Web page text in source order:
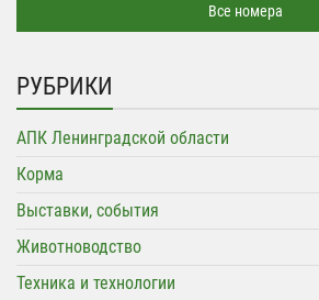
Все номера
РУБРИКИ
АПК Ленинградской области
Корма
Выставки, события
Животноводство
Техника и технологии